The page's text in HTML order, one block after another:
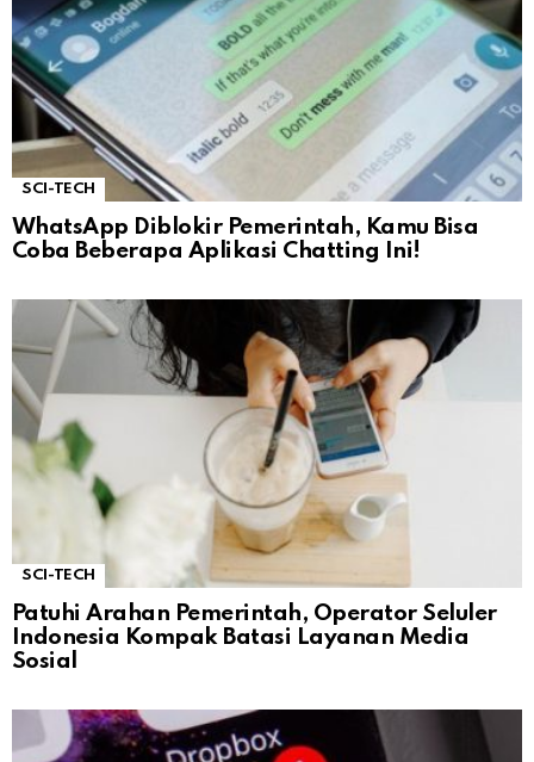
SCI-TECH
WhatsApp Diblokir Pemerintah, Kamu Bisa
Coba Beberapa Aplikasi Chatting Ini!
SCI-TECH
Patuhi Arahan Pemerintah, Operator Seluler
Indonesia Kompak Batasi Layanan Media
Sosial